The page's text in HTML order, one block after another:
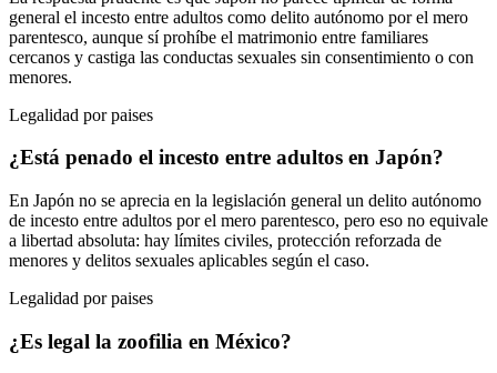
general el incesto entre adultos como delito autónomo por el mero
parentesco, aunque sí prohíbe el matrimonio entre familiares
cercanos y castiga las conductas sexuales sin consentimiento o con
menores.
Legalidad por paises
¿Está penado el incesto entre adultos en Japón?
En Japón no se aprecia en la legislación general un delito autónomo
de incesto entre adultos por el mero parentesco, pero eso no equivale
a libertad absoluta: hay límites civiles, protección reforzada de
menores y delitos sexuales aplicables según el caso.
Legalidad por paises
¿Es legal la zoofilia en México?